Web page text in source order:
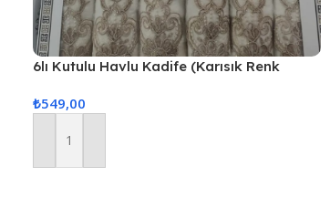
6lı Kutulu Havlu Kadife (Karısık Renk
₺549,00
Sepete Ekle